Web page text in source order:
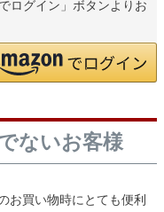
ログイン」ボタンよりお
ないお客様
お買い物時にとても便利